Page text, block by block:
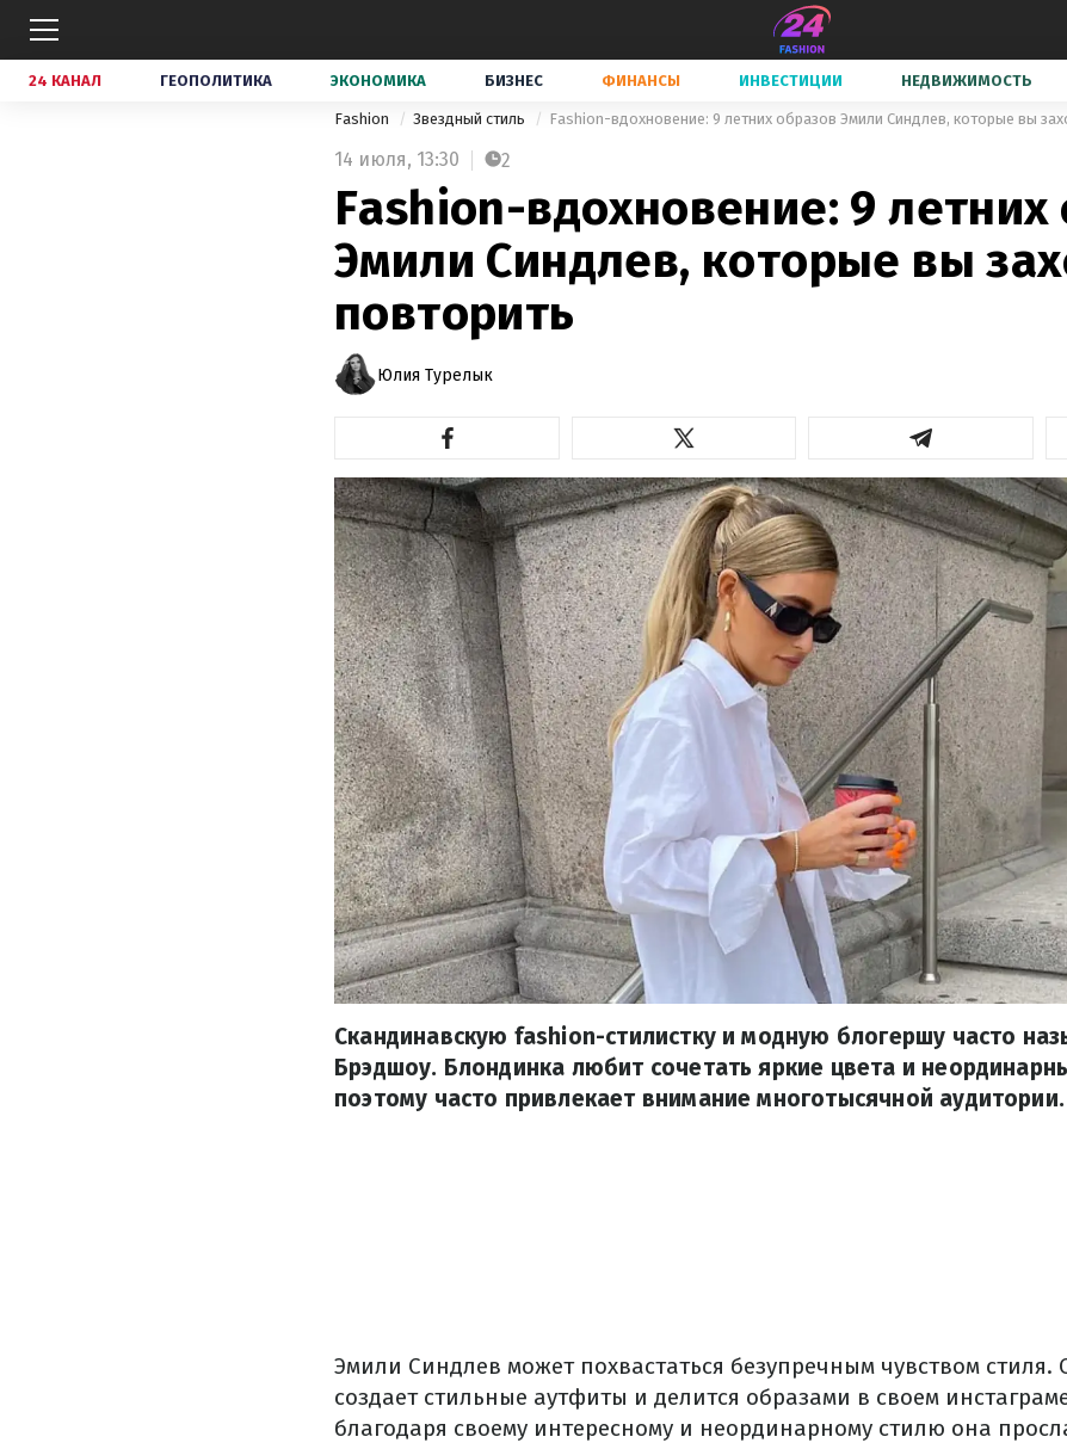
24 КАНАЛ ГЕОПОЛИТИКА ЭКОНОМИКА БИЗНЕС ФИНАНСЫ ИНВЕСТИЦИИ НЕДВИЖИМОСТЬ
Fashion Звездный стиль Fashion-вдохновение: 9 летних образов Эмили Синдлев, которые вы
14 июля, 13:30 2
Fashion-вдохновение: 9 летних
Эмили Синдлев, которые вы
повторить
Юлия Турелык
Скандинавскую fashion-стилистку и модную блогершу часто
Брэдшоу. Блондинка любит сочетать яркие цвета и
поэтому часто привлекает внимание многотысячной аудитории.
Эмили Синдлев может похвастаться безупречным чувством стиля.
создает стильные аутфиты и делится образами в своем
благодаря своему интересному и неординарному стилю она